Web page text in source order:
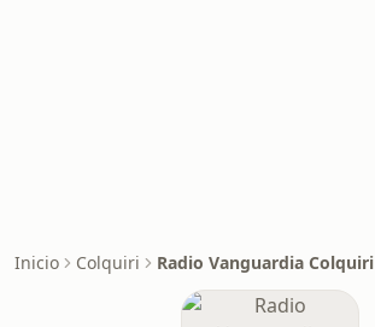
Inicio Colquiri Radio Vanguardia Colquiri